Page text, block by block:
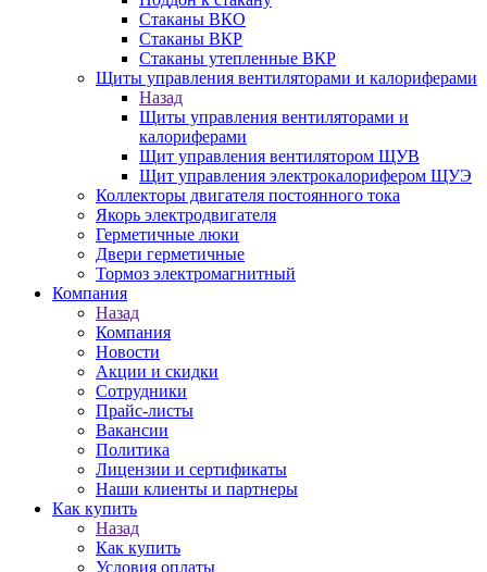
Стаканы ВКО
Стаканы ВКР
Стаканы утепленные ВКР
Щиты управления вентиляторами и калориферами
Назад
Щиты управления вентиляторами и
калориферами
Щит управления вентилятором ЩУВ
Щит управления электрокалорифером ЩУЭ
Коллекторы двигателя постоянного тока
Якорь электродвигателя
Герметичные люки
Двери герметичные
Тормоз электромагнитный
Компания
Назад
Компания
Новости
Акции и скидки
Сотрудники
Прайс-листы
Вакансии
Политика
Лицензии и сертификаты
Наши клиенты и партнеры
Как купить
Назад
Как купить
Условия оплаты